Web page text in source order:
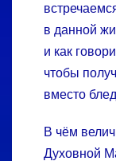
в данной
и как
чтобы
вместо
В чём
Духовной